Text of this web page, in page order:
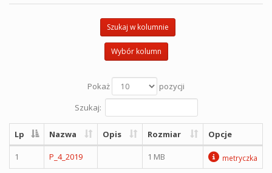
Szukaj w kolumnie
Wybór kolumn
Pokaż
pozycji
Szukaj:
Lp Nazwa Opis Rozmiar Opcje
1 P_4_2019 1 MB metryczka